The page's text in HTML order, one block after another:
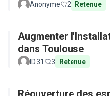
Anonyme 2 Retenue
Augmenter
dans Toulouse
ID.31 3 Retenue
Réouverture des